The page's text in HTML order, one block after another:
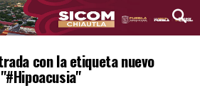
con la etiqueta nuevo
"#Hipoacusia"